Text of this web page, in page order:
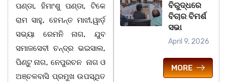
ପଣ୍ଡା, ହିମାଂଶୁ ପଣ୍ଡା, ଟିକେ
ରାମ ସାହୁ, ହେମନ୍ତ ମାଝୀ,ୱାର୍ଡ଼
ସଭ୍ୟା ରେମନି ନାଗ, ଯୁବ
ସମାଜସେବୀ ଚନ୍ଦ୍ର ଭଇସାଲ,
ପିଣ୍ଟୁ ନାଗ, ନେପୁରଚନ ନାଗ ଓ
ଅଞ୍ଚଳବାସି ପ୍ରମୁଖ ଉପସ୍ଥିତ
ବିରୁଦ୍ଧରେ
ବିଚାର ବିମର୍ଶ
ସଭା
April 9, 2026
MORE